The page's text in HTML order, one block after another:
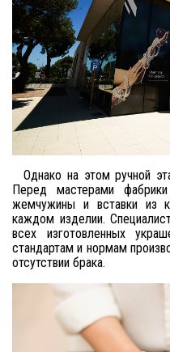
Однако на этом ручной
Перед мастерами
жемчужины и вставки из
каждом изделии.
всех изготовленных
стандартам и нормам
отсутствии брака.